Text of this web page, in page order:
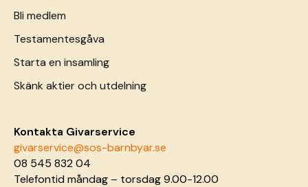
Bli medlem
Testamentesgåva
Starta en insamling
Skänk aktier och utdelning
Kontakta Givarservice
givarservice@sos-barnbyar.se
08 545 832 04
Telefontid måndag – torsdag 9.00-12.00